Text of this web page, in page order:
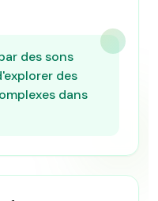
des sons
des
dans